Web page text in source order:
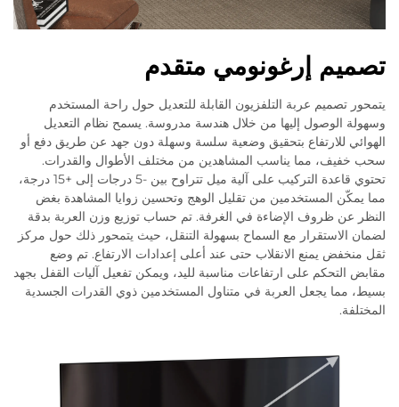
تصميم إرغونومي متقدم
يتمحور تصميم عربة التلفزيون القابلة للتعديل حول راحة المستخدم
وسهولة الوصول إليها من خلال هندسة مدروسة. يسمح نظام التعديل
الهوائي للارتفاع بتحقيق وضعية سلسة وسهلة دون جهد عن طريق دفع أو
سحب خفيف، مما يناسب المشاهدين من مختلف الأطوال والقدرات.
تحتوي قاعدة التركيب على آلية ميل تتراوح بين -5 درجات إلى +15 درجة،
مما يمكّن المستخدمين من تقليل الوهج وتحسين زوايا المشاهدة بغض
النظر عن ظروف الإضاءة في الغرفة. تم حساب توزيع وزن العربة بدقة
لضمان الاستقرار مع السماح بسهولة التنقل، حيث يتمحور ذلك حول مركز
ثقل منخفض يمنع الانقلاب حتى عند أعلى إعدادات الارتفاع. تم وضع
مقابض التحكم على ارتفاعات مناسبة لليد، ويمكن تفعيل آليات القفل بجهد
بسيط، مما يجعل العربة في متناول المستخدمين ذوي القدرات الجسدية
المختلفة.